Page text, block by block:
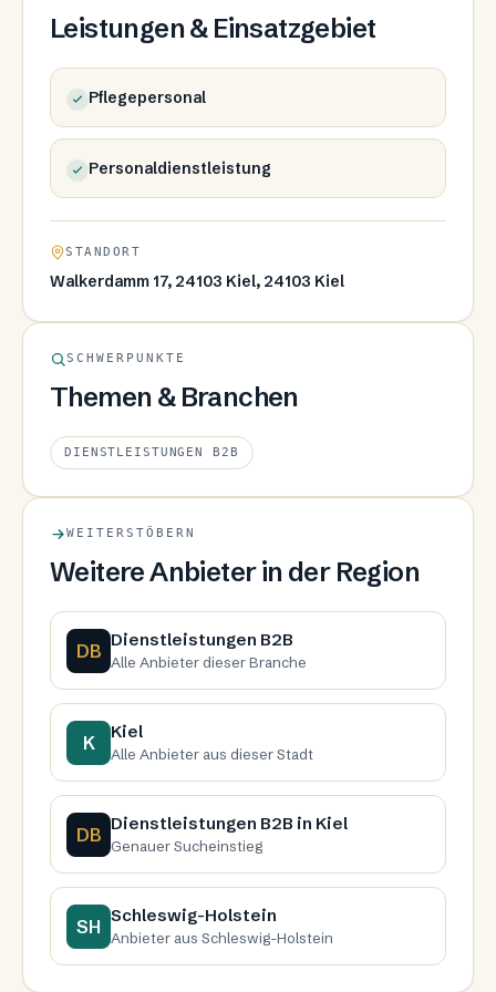
Leistungen & Einsatzgebiet
Pflegepersonal
Personaldienstleistung
STANDORT
Walkerdamm 17, 24103 Kiel, 24103 Kiel
SCHWERPUNKTE
Themen & Branchen
DIENSTLEISTUNGEN B2B
WEITERSTÖBERN
Weitere Anbieter in der Region
DB Dienstleistungen B2B
Alle Anbieter dieser Branche
K Kiel
Alle Anbieter aus dieser Stadt
DB Dienstleistungen B2B in Kiel
Genauer Sucheinstieg
SH Schleswig-Holstein
Anbieter aus Schleswig-Holstein